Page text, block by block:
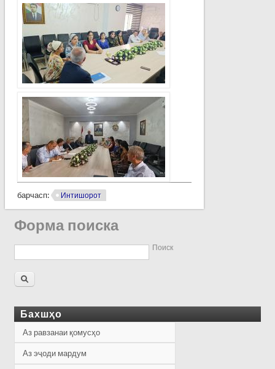
барчасп: Интишорот
Форма поиска
Поиск
Бахшҳо
Аз равзанаи қомусҳо
Аз эҷоди мардум